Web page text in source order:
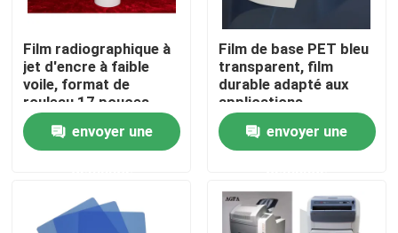
Aperçu
Produits
Visite d'usine
Film radiographique à
jet d'encre à faible
voile, format de
rouleau 17 pouces,
rouleau de 100
feuilles, offrant une
clarté et des détails
radiographique
envoyer une
Film de base PET bleu
transparent, film
durable adapté aux
applications
d'emballage industriel
et d'impression,
offrant un coût
envoyer une